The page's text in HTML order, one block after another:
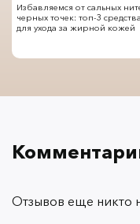
Избавляемся от сальных
черных точек: топ-3 средства
для ухода за жирной кожей
Отзывов еще никто